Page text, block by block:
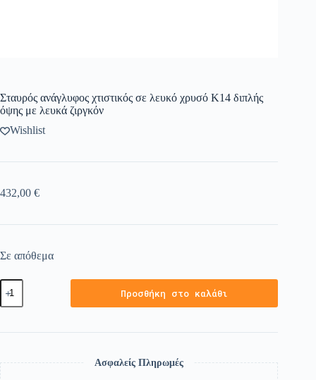
Σταυρός ανάγλυφος χτιστικός σε λευκό χρυσό Κ14 διπλής
όψης με λευκά ζιργκόν
Wishlist
432,00 €
Σε απόθεμα
Προσθήκη στο καλάθι
Ασφαλείς Πληρωμές